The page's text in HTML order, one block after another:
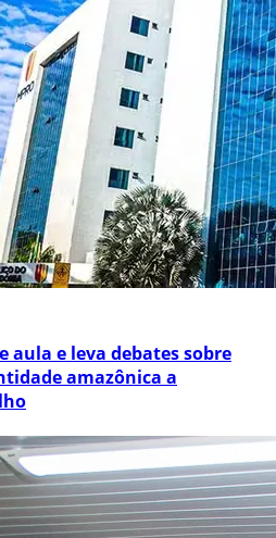
aula e leva debates sobre
amazônica a